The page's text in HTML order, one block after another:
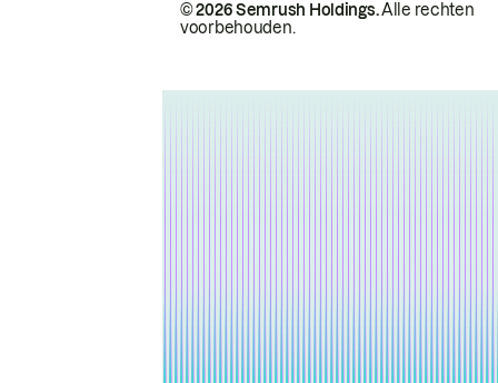
© 2026 Semrush Holdings.Alle rechten
voorbehouden.